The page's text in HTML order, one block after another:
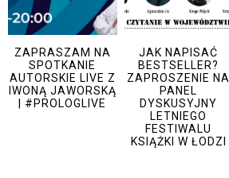
ZAPRASZAM NA
SPOTKANIE
AUTORSKIE LIVE Z
IWONĄ JAWORSKĄ
| #PROLOGLIVE
JAK NAPISAĆ
BESTSELLER?
ZAPROSZENIE NA
PANEL
DYSKUSYJNY
LETNIEGO
FESTIWALU
KSIĄŻKI W ŁODZI